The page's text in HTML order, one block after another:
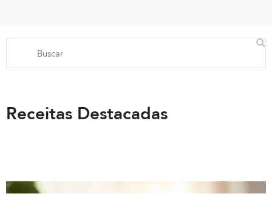
Receitas Destacadas